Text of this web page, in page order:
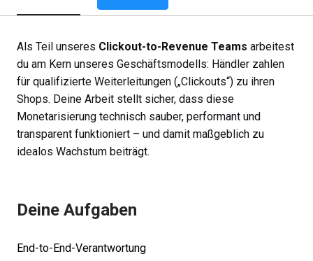
Als Teil unseres Clickout-to-Revenue Teams arbeitest
du am Kern unseres Geschäftsmodells: Händler zahlen
für qualifizierte Weiterleitungen („Clickouts“) zu ihren
Shops. Deine Arbeit stellt sicher, dass diese
Monetarisierung technisch sauber, performant und
transparent funktioniert – und damit maßgeblich zu
idealos Wachstum beiträgt.
Deine Aufgaben
End-to-End-Verantwortung